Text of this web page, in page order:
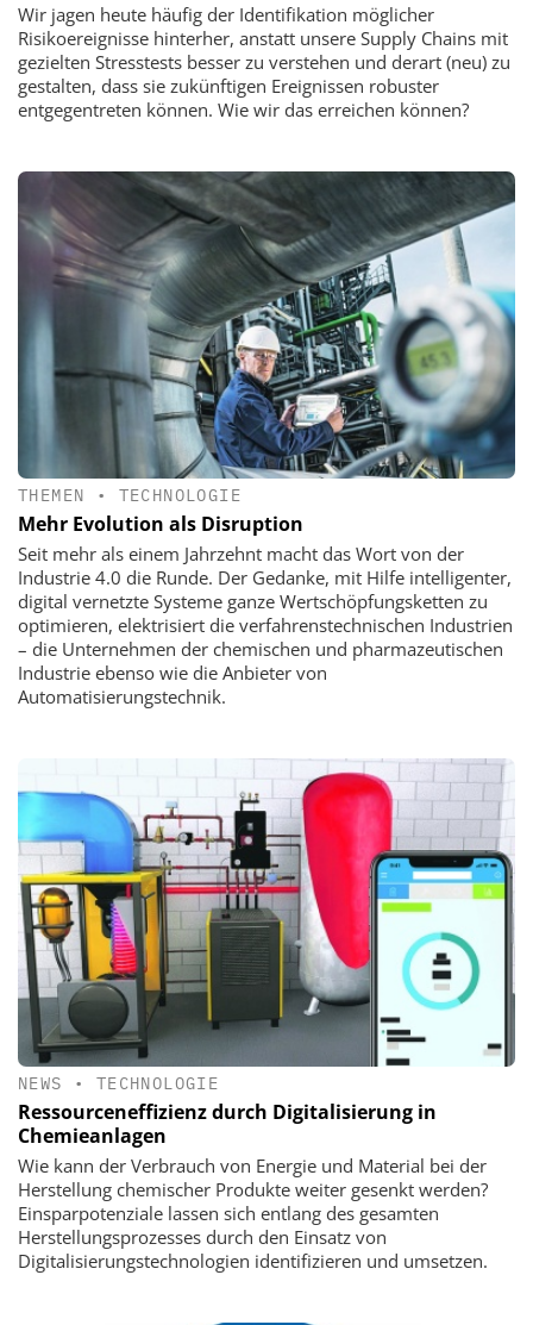
Wir jagen heute häufig der Identifikation möglicher
Risikoereignisse hinterher, anstatt unsere Supply Chains mit
gezielten Stresstests besser zu verstehen und derart (neu) zu
gestalten, dass sie zukünftigen Ereignissen robuster
entgegentreten können. Wie wir das erreichen können?
THEMEN • TECHNOLOGIE
Mehr Evolution als Disruption
Seit mehr als einem Jahrzehnt macht das Wort von der
Industrie 4.0 die Runde. Der Gedanke, mit Hilfe intelligenter,
digital vernetzte Systeme ganze Wertschöpfungsketten zu
optimieren, elektrisiert die verfahrenstechnischen Industrien
– die Unternehmen der chemischen und pharmazeutischen
Industrie ebenso wie die Anbieter von
Automatisierungstechnik.
NEWS • TECHNOLOGIE
Ressourceneffizienz durch Digitalisierung in
Chemieanlagen
Wie kann der Verbrauch von Energie und Material bei der
Herstellung chemischer Produkte weiter gesenkt werden?
Einsparpotenziale lassen sich entlang des gesamten
Herstellungsprozesses durch den Einsatz von
Digitalisierungstechnologien identifizieren und umsetzen.